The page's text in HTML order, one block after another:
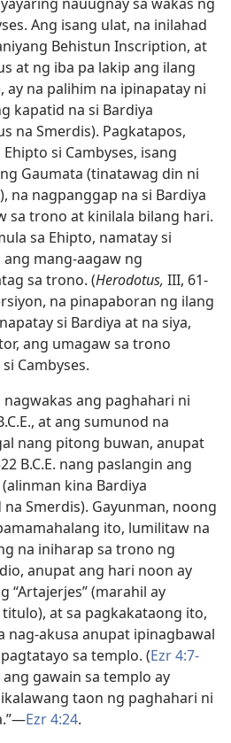
Ang isang ulat, na inilahad
Behistun Inscription, at
at ng iba pa lakip ang ilang
ay na palihim na ipinapatay ni
kapatid na si Bardiya
na Smerdis). Pagkatapos,
si Cambyses, isang
Gaumata (tinatawag din ni
na nagpanggap na si Bardiya
sa trono at kinilala bilang hari.
sa Ehipto, namatay si
ang mang-aagaw ng
sa trono. (Herodotus, III, 61-
na pinapaboran ng ilang
si Bardiya at na siya,
ang umagaw sa trono
Cambyses.
ang paghahari ni
at ang sumunod na
nang pitong buwan, anupat
B.C.E. nang paslangin ang
kina Bardiya
Smerdis). Gayunman, noong
ito, lumilitaw na
na iniharap sa trono ng
anupat ang hari noon ay
“Artajerjes” (marahil ay
at sa pagkakataong ito,
nag-akusa anupat ipinagbawal
sa templo. (Ezr 4:7-
gawain sa templo ay
taon ng paghahari ni
Ezr 4:24.